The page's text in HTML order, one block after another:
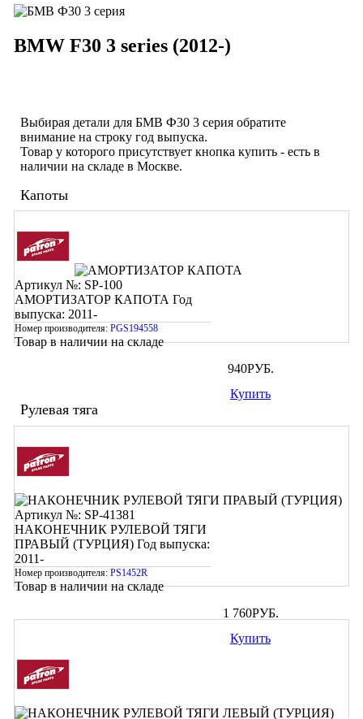
BMW F30 3 series (2012-)
Выбирая детали для БМВ Ф30 3 серия обратите
внимание на строку год выпуска.
Товар у которого присутствует кнопка купить - есть в
наличии на складе в Москве.
Капоты
Артикул №: SP-100
АМОРТИЗАТОР КАПОТА Год
выпуска: 2011-
Номер производителя: PGS194558
Товар в наличии на складе
940РУБ.
Купить
Рулевая тяга
Артикул №: SP-41381
НАКОНЕЧНИК РУЛЕВОЙ ТЯГИ
ПРАВЫЙ (ТУРЦИЯ) Год выпуска:
2011-
Номер производителя: PS1452R
Товар в наличии на складе
1 760РУБ.
Купить